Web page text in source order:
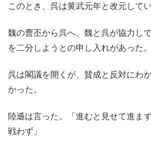
このとき、呉は黄武元年と改元してい
魏の曹丕から呉へ、魏と呉が協力し
を二分しようとの申し入れがあった。
呉は閣議を開くが、賛成と反対にわ
かった。
陸遜は言った。「進むと見せて進ま
戦わず」